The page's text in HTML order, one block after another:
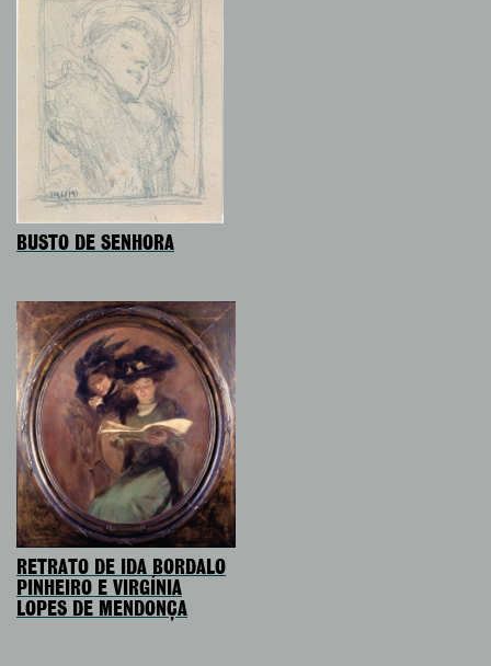
BUSTO DE SENHORA
RETRATO DE IDA BORDALO
PINHEIRO E VIRGÍNIA
LOPES DE MENDONÇA